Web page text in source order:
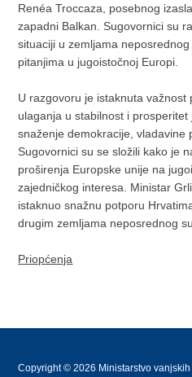
Renéa Troccaza, posebnog
zapadni Balkan. Sugovornici su
situaciji u zemljama
pitanjima u jugoistočnoj Europi.
U razgovoru je istaknuta važnost
ulaganja u stabilnost i
snaženje demokracije, vladavine
Sugovornici su se složili kako je
proširenja Europske unije na
zajedničkog interesa. Ministar
istaknuo snažnu potporu
drugim zemljama neposrednog
Priopćenja
Copyright © 2026 Ministarstvo